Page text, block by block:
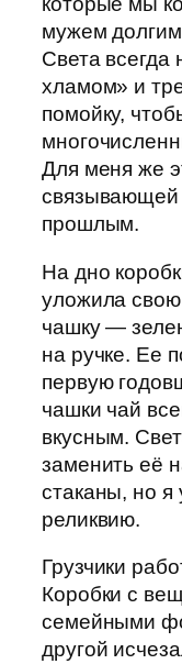
мужем
Света
хламом» и
помойку,
Для меня же
связывающей
прошлым.
На дно
уложила
чашку —
на ручке. Ее
первую
чашки чай
вкусным.
заменить её
стаканы, но я
реликвию.
Грузчики
Коробки с
семейными
другой